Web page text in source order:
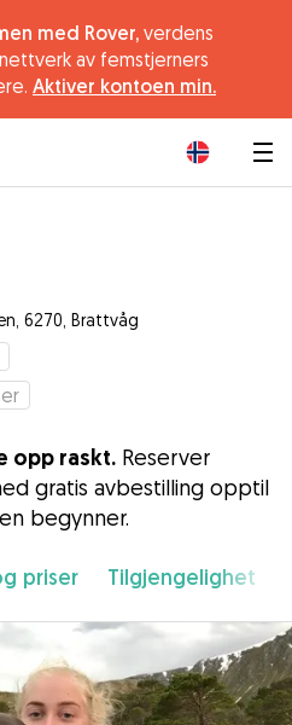
med Rover, verdens
av femstjerners
Aktiver kontoen min.
6270, Brattvåg
opp raskt. Reserver
gratis avbestilling opptil
begynner.
priser Tilgjengelighet